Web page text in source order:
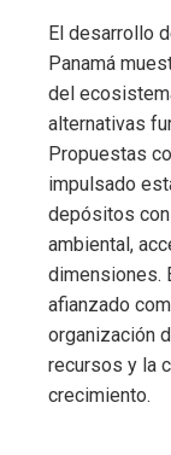
El desarrollo
Panamá
del
alternativas
Propuestas
impulsado
depósitos
ambiental,
dimensiones.
afianzado
organización
recursos y la
crecimiento.